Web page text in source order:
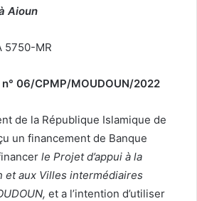
Aioun
5750-MR
06/CPMP/MOUDOUN/2022
de la République Islamique de
un financement de Banque
le Projet d’appui à la
et aux Villes intermédiaires
et a l’intention d’utiliser